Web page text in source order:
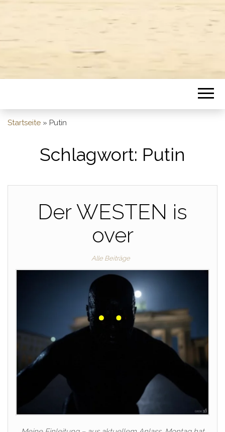
Startseite » Putin
Schlagwort: Putin
Der WESTEN is
over
Alle Beiträge